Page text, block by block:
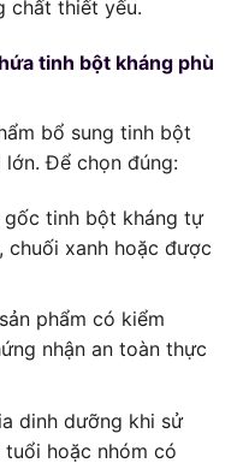
chất thiết yếu.
tinh bột kháng phù
bổ sung tinh bột
Để chọn đúng:
gốc tinh bột kháng tự
chuối xanh hoặc được
phẩm có kiểm
nhận an toàn thực
dinh dưỡng khi sử
hoặc nhóm có